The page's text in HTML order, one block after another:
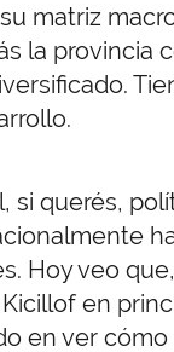
matriz
la provincia
si querés,
Hoy veo
en
en ver cómo